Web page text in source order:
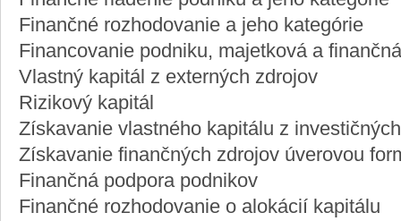
Finančné rozhodovanie a jeho kategórie
Financovanie podniku, majetková a
Vlastný kapitál z externých zdrojov
Rizikový kapitál
Získavanie vlastného kapitálu z
Získavanie finančných zdrojov úverovou
Finančná podpora podnikov
Finančné rozhodovanie o alokácií kapitálu